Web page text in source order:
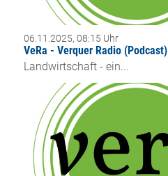
06.11.2025, 08:15 Uhr
VeRa - Verquer Radio (Podcast)
Landwirtschaft - ein...